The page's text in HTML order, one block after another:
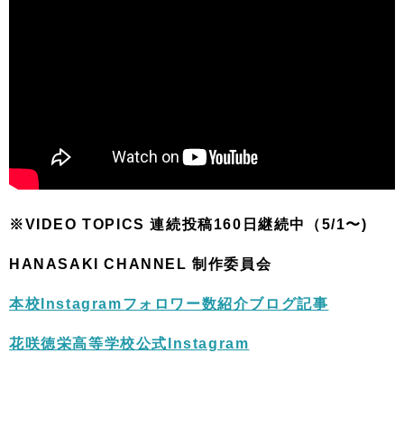
※VIDEO TOPICS 連続投稿160 日継続中（5/1〜)
HANASAKI CHANNEL 制作委員会
本校Instagramフォロワー数紹介ブログ記事
花咲徳栄高等学校公式Instagram